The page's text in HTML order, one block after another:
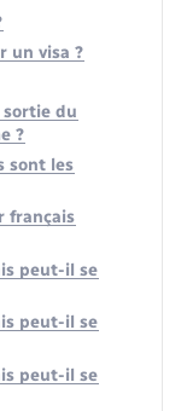
un visa ?
du
?
sont les
français
peut-il se
peut-il se
peut-il se